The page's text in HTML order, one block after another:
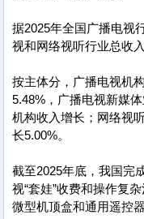
据2025年全国广播电视
视和网络视听行业总收
按主体分，广播电视机
5.48%，广播电视新媒
机构收入增长；网络视
长5.00%。
截至2025年底，我国完
视“套娃”收费和操作复
微型机顶盒和通用遥控